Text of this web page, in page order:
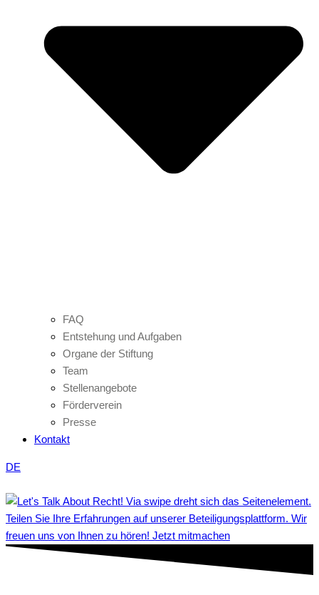
FAQ
Entstehung und Aufgaben
Organe der Stiftung
Team
Stellenangebote
Förderverein
Presse
Kontakt
DE
Teilen Sie Ihre Erfahrungen auf unserer Beteiligungsplattform. Wir
freuen uns von Ihnen zu hören! Jetzt mitmachen